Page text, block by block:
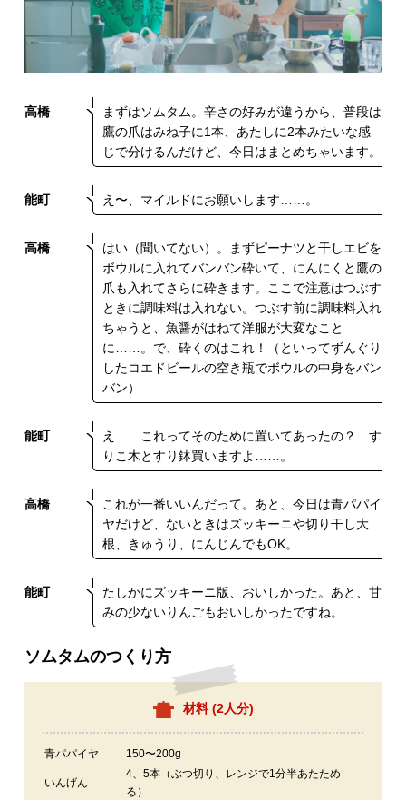
高橋
まずはソムタム。辛さの好みが違うから、普段は
鷹の爪はみね子に1本、あたしに2本みたいな感
じで分けるんだけど、今日はまとめちゃいます。
能町 え〜、マイルドにお願いします……。
高橋
はい（聞いてない）。まずピーナツと干しエビを
ボウルに入れてバンバン砕いて、にんにくと鷹の
爪も入れてさらに砕きます。ここで注意はつぶす
ときに調味料は入れない。つぶす前に調味料入れ
ちゃうと、魚醤がはねて洋服が大変なこと
に……。で、砕くのはこれ！（といってずんぐり
したコエドビールの空き瓶でボウルの中身をバン
バン）
能町
え……これってそのために置いてあったの？ す
りこ木とすり鉢買いますよ……。
高橋
これが一番いいんだって。あと、今日は青パパイ
ヤだけど、ないときはズッキーニや切り干し大
根、きゅうり、にんじんでもOK。
能町
たしかにズッキーニ版、おいしかった。あと、甘
みの少ないりんごもおいしかったですね。
ソムタムのつくり方
材料 (2人分)
青パパイヤ 150〜200g
いんげん
4、5本（ぶつ切り、レンジで1分半あたため
る）